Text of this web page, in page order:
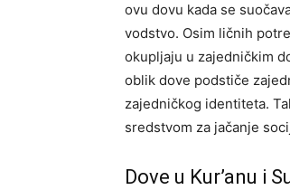
ovu dovu kada se
vodstvo. Osim ličnih
okupljaju u zajedničkim
oblik dove podstiče
zajedničkog identiteta.
sredstvom za jačanje
Dove u Kur’anu i